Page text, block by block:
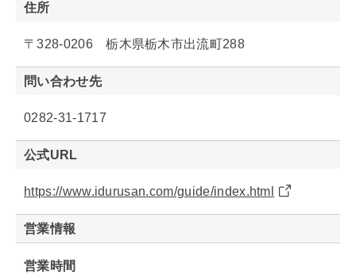
住所
〒328-0206 栃木県栃木市出流町288
問い合わせ先
0282-31-1717
公式URL
https://www.idurusan.com/guide/index.html
営業情報
営業時間